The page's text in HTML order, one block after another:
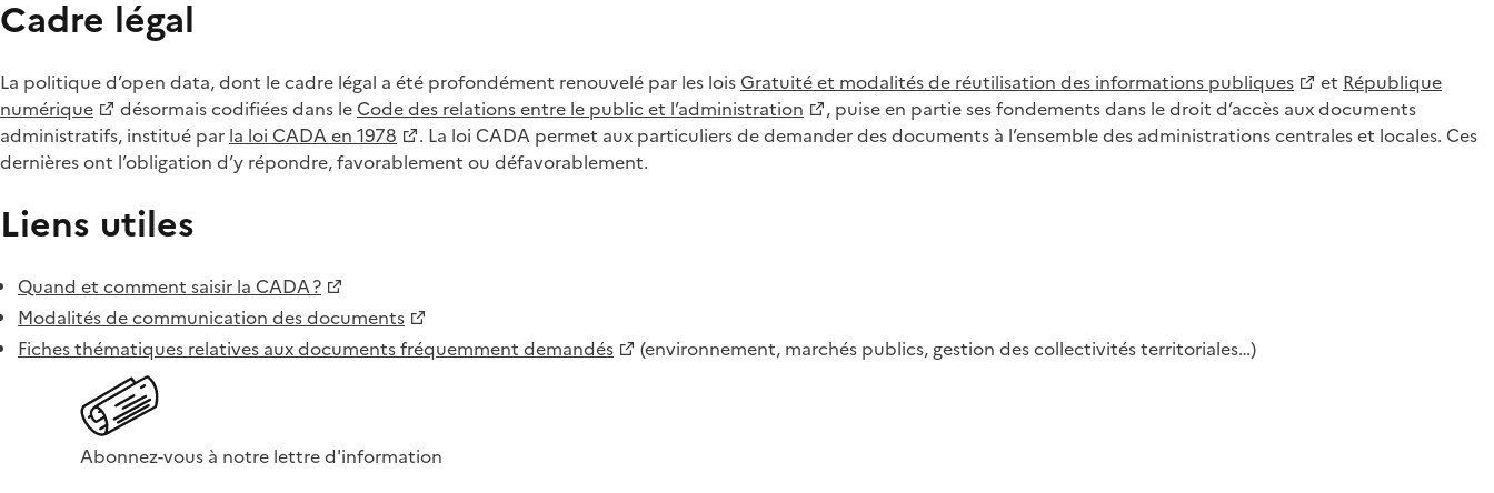
Cadre légal
La politique d’open data, dont le cadre légal a été profondément renouvelé par les loisGratuité et modalités de réutilisation des informations publiques et République
numérique
désormais codifiées dans le Code des relations entre le public et l’administration
, puise en partie ses fondements dans le droit d’accès aux documents
administratifs, institué par la loi CADA en 1978
. La loi CADA permet aux particuliers de demander des documents à l’ensemble des administrations centrales et locales. Ces
dernières ont l’obligation d’y répondre, favorablement ou défavorablement.
Liens utiles
Quand et comment saisir la CADA ?
Modalités de communication des documents
Fiches thématiques relatives aux documents fréquemment demandés
(environnement, marchés publics, gestion des collectivités territoriales…)
Abonnez-vous à notre lettre d'information